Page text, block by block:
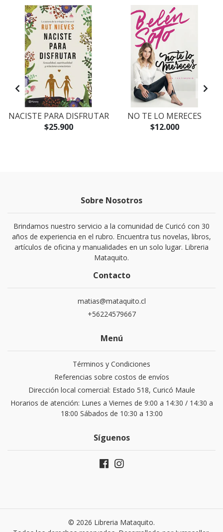
NACISTE PARA DISFRUTAR
$25.900
NO TE LO MERECES
$12.000
Sobre Nosotros
Brindamos nuestro servicio a la comunidad de Curicó con 30
años de experiencia en el rubro. Encuentra tus novelas, libros,
artículos de oficina y manualidades en un solo lugar. Libreria
Mataquito.
Contacto
matias@mataquito.cl
+56224579667
Menú
Términos y Condiciones
Referencias sobre costos de envíos
Dirección local comercial: Estado 518, Curicó Maule
Horarios de atención: Lunes a Viernes de 9:00 a 14:30 / 14:30 a
18:00 Sábados de 10:30 a 13:00
Síguenos
© 2026 Libreria Mataquito.